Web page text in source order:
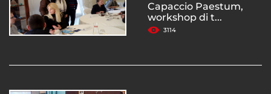
Capaccio Paestum,
workshop di t...
3114